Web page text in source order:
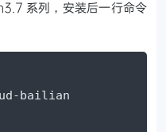
系列，安装后一行命令
bailian